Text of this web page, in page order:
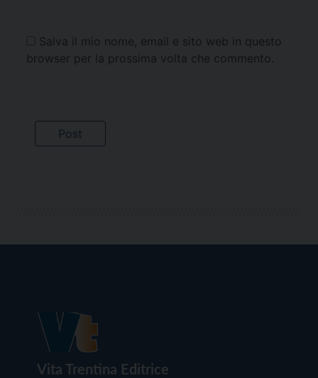
Salva il mio nome, email e sito web in questo
browser per la prossima volta che commento.
Vita Trentina Editrice